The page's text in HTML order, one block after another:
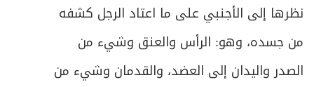
نظرها إلى الأجنبي على ما اعتاد الرجل كشفه
من جسده، وهو: الرأس والعنق وشيء من
الصدر واليدان إلى العضد، والقدمان وشيء من